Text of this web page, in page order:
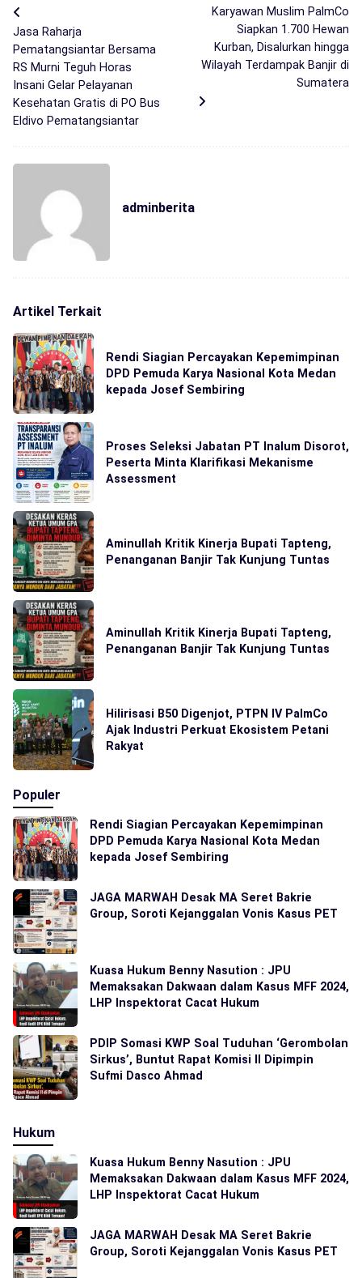
Jasa Raharja
Pematangsiantar Bersama
RS Murni Teguh Horas
Insani Gelar Pelayanan
Kesehatan Gratis di PO Bus
Eldivo Pematangsiantar
Karyawan Muslim PalmCo
Siapkan 1.700 Hewan
Kurban, Disalurkan hingga
Wilayah Terdampak Banjir di
Sumatera
adminberita
Artikel Terkait
Rendi Siagian Percayakan Kepemimpinan
DPD Pemuda Karya Nasional Kota Medan
kepada Josef Sembiring
Proses Seleksi Jabatan PT Inalum Disorot,
Peserta Minta Klarifikasi Mekanisme
Assessment
Aminullah Kritik Kinerja Bupati Tapteng,
Penanganan Banjir Tak Kunjung Tuntas
Aminullah Kritik Kinerja Bupati Tapteng,
Penanganan Banjir Tak Kunjung Tuntas
Hilirisasi B50 Digenjot, PTPN IV PalmCo
Ajak Industri Perkuat Ekosistem Petani
Rakyat
Populer
Rendi Siagian Percayakan Kepemimpinan
DPD Pemuda Karya Nasional Kota Medan
kepada Josef Sembiring
JAGA MARWAH Desak MA Seret Bakrie
Group, Soroti Kejanggalan Vonis Kasus PET
Kuasa Hukum Benny Nasution : JPU
Memaksakan Dakwaan dalam Kasus MFF 2024,
LHP Inspektorat Cacat Hukum
PDIP Somasi KWP Soal Tuduhan ‘Gerombolan
Sirkus’, Buntut Rapat Komisi II Dipimpin
Sufmi Dasco Ahmad
Hukum
Kuasa Hukum Benny Nasution : JPU
Memaksakan Dakwaan dalam Kasus MFF 2024,
LHP Inspektorat Cacat Hukum
JAGA MARWAH Desak MA Seret Bakrie
Group, Soroti Kejanggalan Vonis Kasus PET